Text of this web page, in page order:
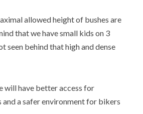
allowed height of bushes are
that we have small kids on 3
seen behind that high and dense
will have better access for
and a safer environment for bikers